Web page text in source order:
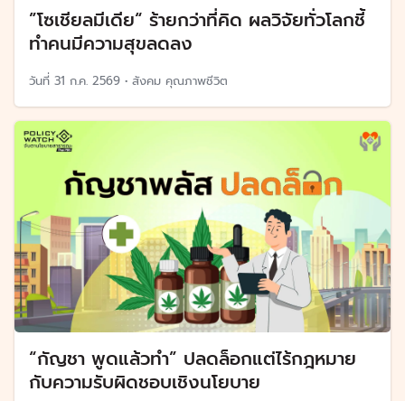
”โซเชียลมีเดีย“ ร้ายกว่าที่คิด ผลวิจัยทั่วโลกชี้
ทำคนมีความสุขลดลง
วันที่ 31 ก.ค. 2569 • สังคม คุณภาพชีวิต
“กัญชา พูดแล้วทำ” ปลดล็อกแต่ไร้กฎหมาย
กับความรับผิดชอบเชิงนโยบาย